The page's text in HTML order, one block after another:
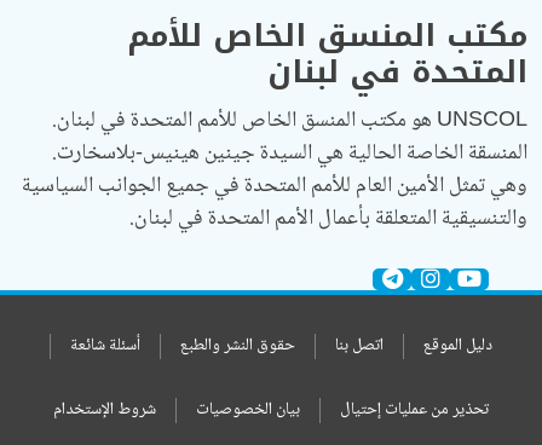
مكتب المنسق الخاص للأمم
المتحدة في لبنان
UNSCOL هو مكتب المنسق الخاص للأمم المتحدة في لبنان.
المنسقة الخاصة الحالية هي السيدة جينين هينيس-بلاسخارت.
وهي تمثل الأمين العام للأمم المتحدة في جميع الجوانب السياسية
والتنسيقية المتعلقة بأعمال الأمم المتحدة في لبنان.
دليل الموقع اتصل بنا حقوق النشر والطبع أسئلة شائعة
تحذير من عمليات إحتيال بيان الخصوصيات شروط الإستخدام